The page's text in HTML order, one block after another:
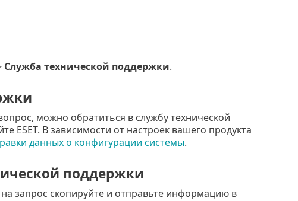
Служба технической поддержки.
можно обратиться в службу технической
В зависимости от настроек вашего продукта
данных о конфигурации системы.
поддержки
на запрос скопируйте и отправьте информацию в